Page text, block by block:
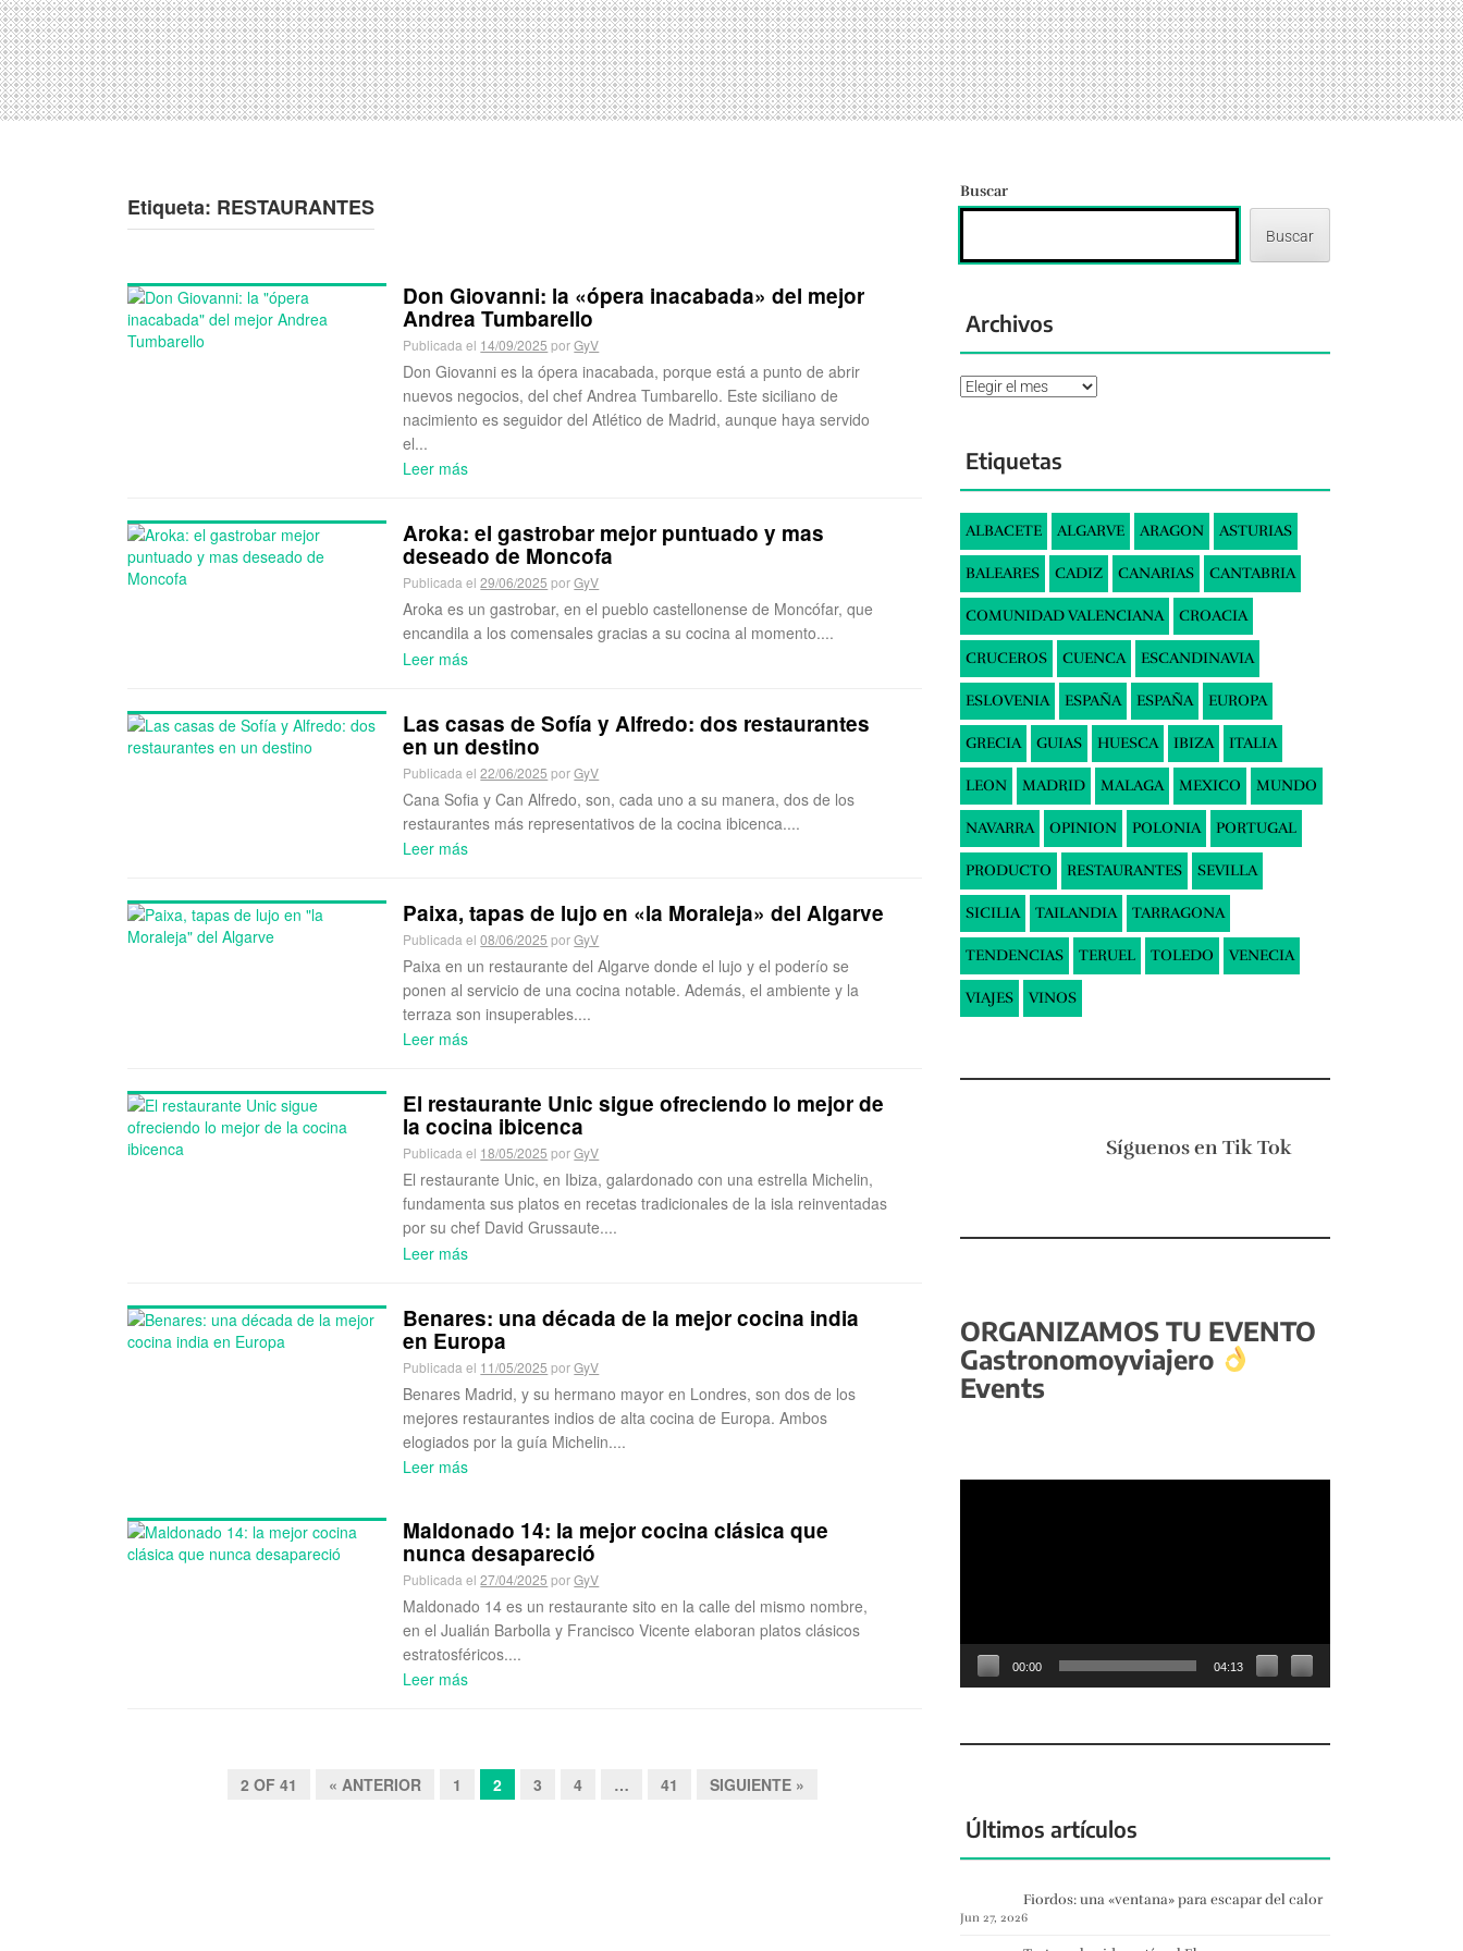
Etiqueta: RESTAURANTES
Don Giovanni: la «ópera inacabada» del mejor
Andrea Tumbarello
Publicada el 14/09/2025 porGyV
Don Giovanni es la ópera inacabada, porque está a punto de abrir
nuevos negocios, del chef Andrea Tumbarello. Este siciliano de
nacimiento es seguidor del Atlético de Madrid, aunque haya servido
el...
Leer más
Aroka: el gastrobar mejor puntuado y mas
deseado de Moncofa
Publicada el29/06/2025 porGyV
Aroka es un gastrobar, en el pueblo castellonense de Moncófar, que
encandila a los comensales gracias a su cocina al momento....
Leer más
Las casas de Sofía y Alfredo: dos restaurantes
en un destino
Publicada el22/06/2025 porGyV
Cana Sofia y Can Alfredo, son, cada uno a su manera, dos de los
restaurantes más representativos de la cocina ibicenca....
Leer más
Paixa, tapas de lujo en «la Moraleja» del Algarve
Publicada el08/06/2025 porGyV
Paixa en un restaurante del Algarve donde el lujo y el poderío se
ponen al servicio de una cocina notable. Además, el ambiente y la
terraza son insuperables....
Leer más
El restaurante Unic sigue ofreciendo lo mejor de
la cocina ibicenca
Publicada el 18/05/2025 porGyV
El restaurante Unic, en Ibiza, galardonado con una estrella Michelin,
fundamenta sus platos en recetas tradicionales de la isla reinventadas
por su chef David Grussaute....
Leer más
Benares: una década de la mejor cocina india
en Europa
Publicada el 11/05/2025 porGyV
Benares Madrid, y su hermano mayor en Londres, son dos de los
mejores restaurantes indios de alta cocina de Europa. Ambos
elogiados por la guía Michelin....
Leer más
Maldonado 14: la mejor cocina clásica que
nunca desapareció
Publicada el27/04/2025 porGyV
Maldonado 14 es un restaurante sito en la calle del mismo nombre,
en el Jualián Barbolla y Francisco Vicente elaboran platos clásicos
estratosféricos....
Leer más
2 OF 41 « ANTERIOR 1 2 3 4 … 41 SIGUIENTE »
Buscar
Buscar
Archivos
Archivos
Etiquetas
ALBACETE ALGARVE ARAGON ASTURIAS
BALEARES CADIZ CANARIAS CANTABRIA
COMUNIDAD VALENCIANA CROACIA
CRUCEROS CUENCA ESCANDINAVIA
ESLOVENIA ESPAÑA ESPAÑA EUROPA
GRECIA GUIAS HUESCA IBIZA ITALIA
LEON MADRID MALAGA MEXICO MUNDO
NAVARRA OPINION POLONIA PORTUGAL
PRODUCTO RESTAURANTES SEVILLA
SICILIA TAILANDIA TARRAGONA
TENDENCIAS TERUEL TOLEDO VENECIA
VIAJES VINOS
Síguenos en Tik Tok
ORGANIZAMOS TU EVENTO
Gastronomoyviajero
Events
00:00 04:13
Últimos artículos
Fiordos: una «ventana» para escapar del calor
Jun 27, 2026